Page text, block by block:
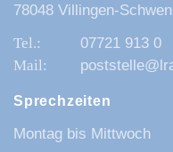
78048 Villingen-
07721 913 0
Sprechzeiten
Montag bis Mittwoch